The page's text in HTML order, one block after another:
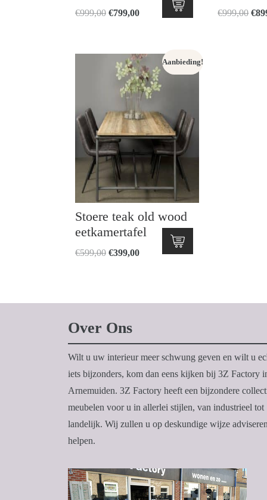
€999,00 Oorspronkelijke
€799,00Huidige
€999,00 €
Aanbieding!
Stoere teak old wood
eetkamertafel
€599,00 Oorspronkelijke
€399,00Huidige
Over Ons
Wilt u uw interieur meer schwung geven en wilt u
iets bijzonders, kom dan eens kijken bij 3Z Factory
Arnemuiden. 3Z Factory heeft een bijzondere
meubelen voor u in allerlei stijlen, van industrieel tot
landelijk. Wij zullen u op deskundige wijze
helpen.